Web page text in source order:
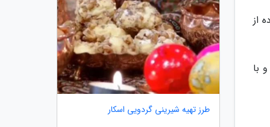
از
با
طرز تهیه شیرینی گردویی اسکار